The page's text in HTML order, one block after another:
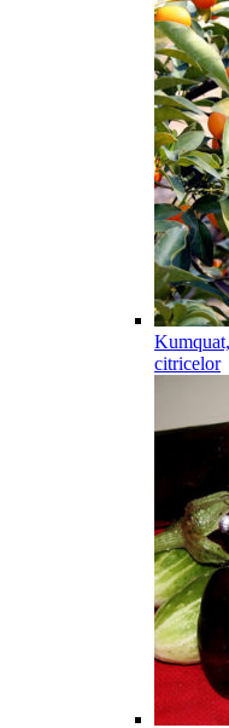
citricelor